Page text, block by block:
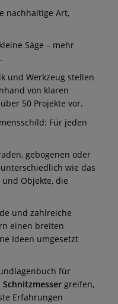
nachhaltige Art,
Säge – mehr
.
und Werkzeug stellen
von klaren
50 Projekte vor.
Für jeden
gebogenen oder
wie das
Objekte, die
und zahlreiche
einen breiten
Ideen umgesetzt
für
Schnitzmesser greifen,
Erfahrungen